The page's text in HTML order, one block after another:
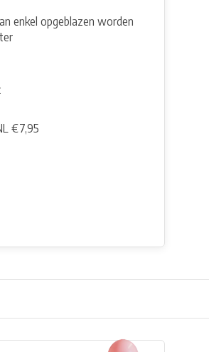
enkel opgeblazen worden
€7,95